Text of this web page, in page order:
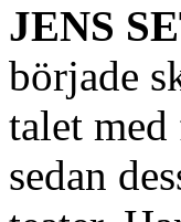
JENS
började
talet
sedan